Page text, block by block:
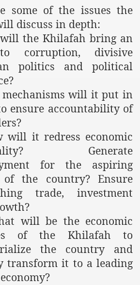
some of the issues the
discuss in depth:
the Khilafah bring an
corruption, divisive
politics and political
will it put in
ensure accountability of
will it redress economic
Generate
for the aspiring
the country? Ensure
trade, investment
will be the economic
of the Khilafah to
the country and
transform it to a leading